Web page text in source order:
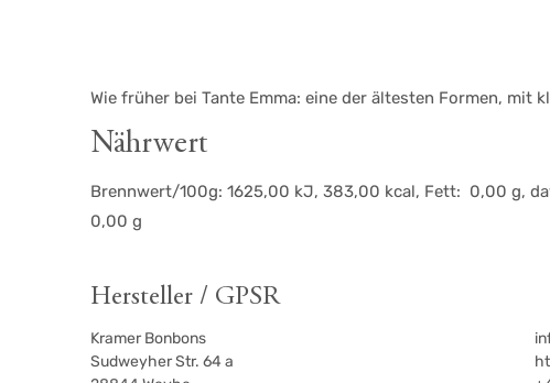
Wie früher bei Tante Emma: eine der ältesten Formen, mit
Nährwert
Brennwert/100g: 1625,00 kJ, 383,00 kcal, Fett: 0,00 g,
0,00 g
Hersteller / GPSR
Kramer Bonbons
Sudweyher Str. 64 a